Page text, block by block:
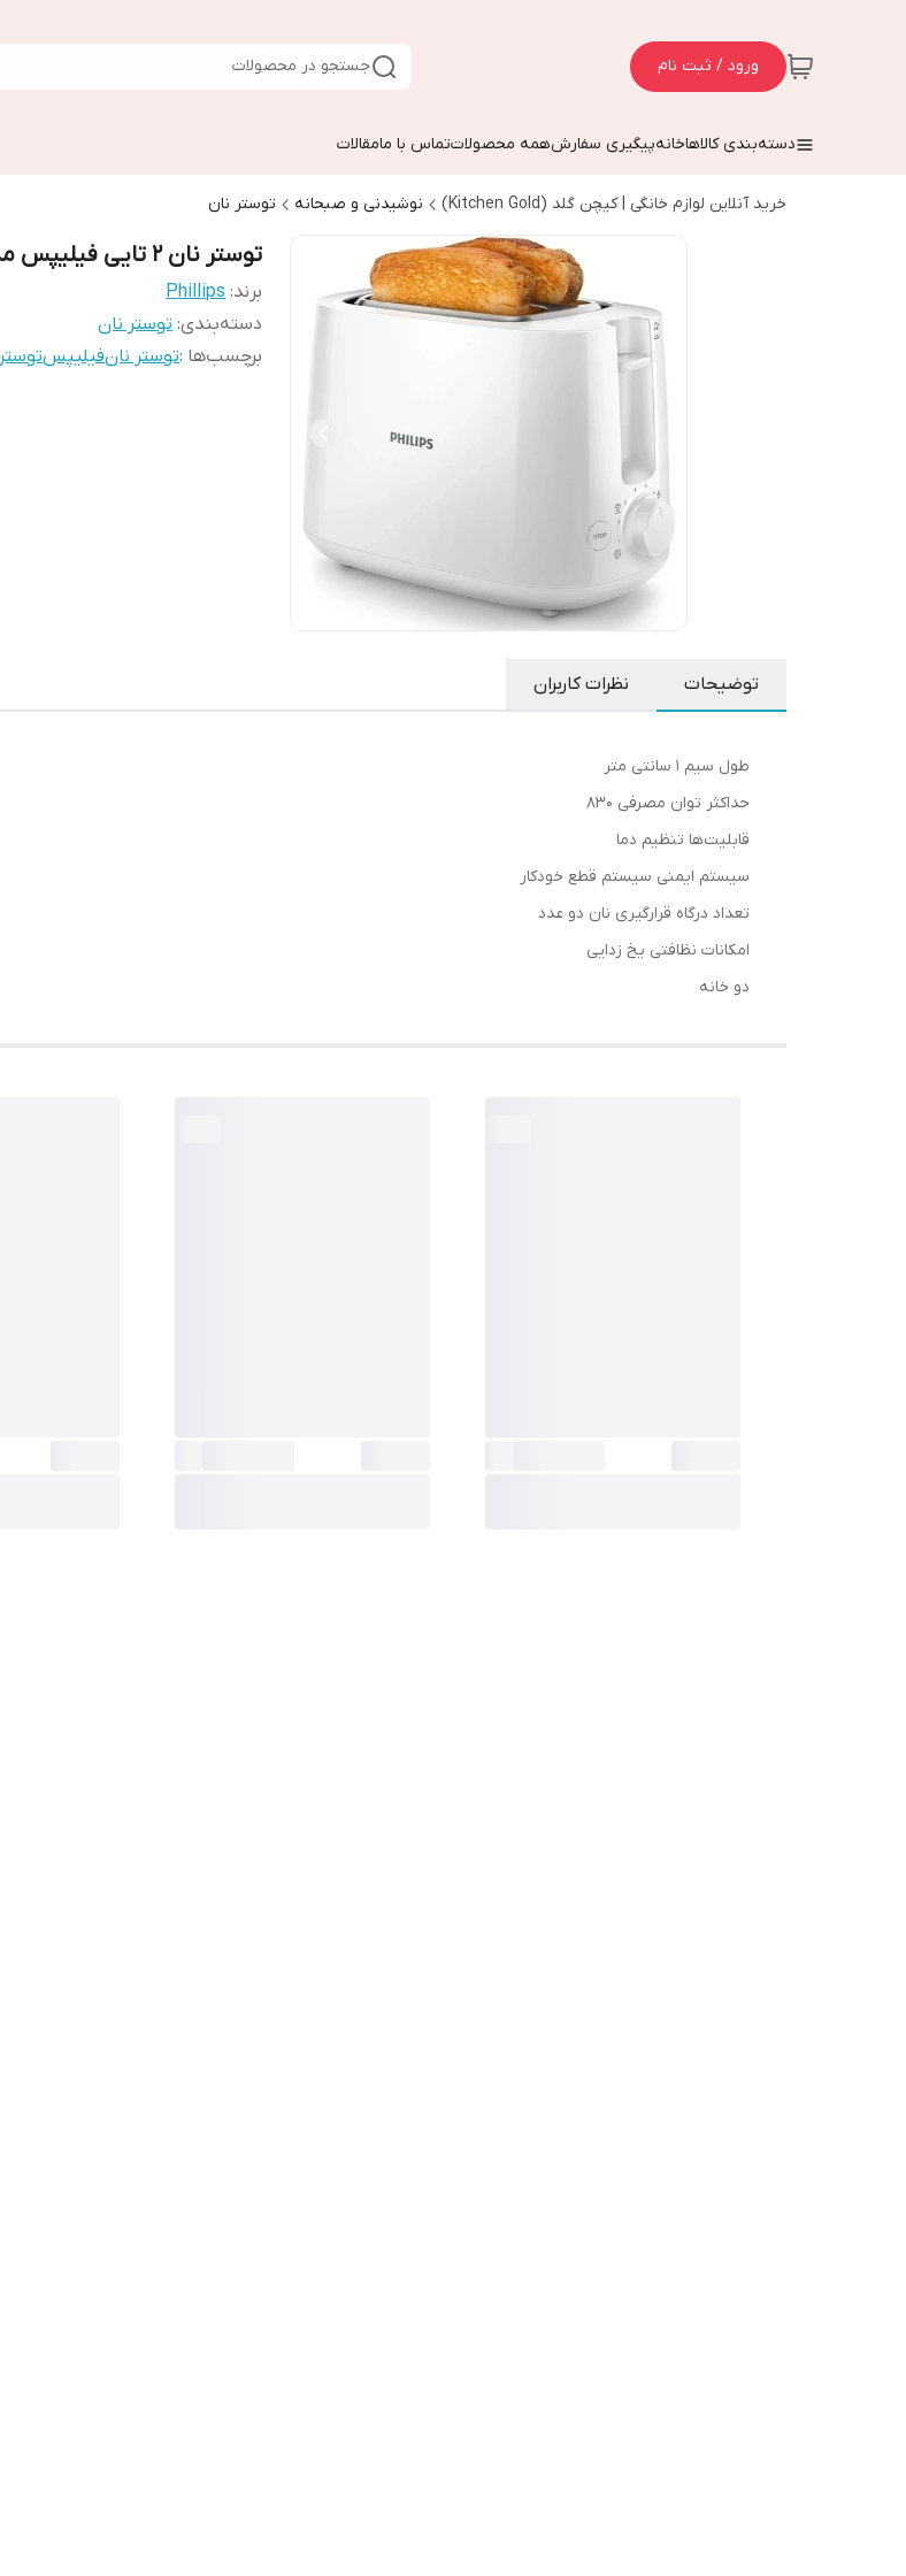
ورود / ثبت نام جستجو در محصولات
دسته‌بندی کالاهاخانهپیگیری سفارشهمه محصولاتتماس با مامقالات
خرید آنلاین لوازم خانگی | کیچن گلد (Kitchen Gold) نوشیدنی و صبحانه توستر نان
توستر نان 2 تایی فیلیپس مدل Philips 3000
برند: Phillips
دسته‌بندی:توستر نان
برچسب‌ها :توستر نانفیلیپستوستر
توضیحات نظرات کاربران
طول سیم ۱ سانتی متر
حداکثر توان مصرفی ۸۳۰
قابلیت‌ها تنظیم دما
سیستم ایمنی سیستم قطع خودکار
تعداد درگاه قرارگیری نان دو عدد
امکانات نظافتی یخ زدایی
دو خانه